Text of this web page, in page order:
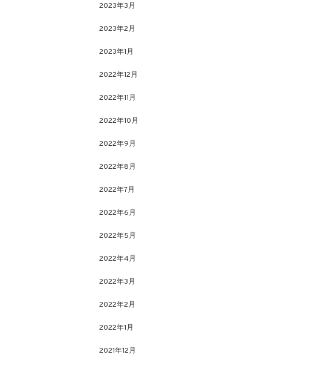
2023年3月
2023年2月
2023年1月
2022年12月
2022年11月
2022年10月
2022年9月
2022年8月
2022年7月
2022年6月
2022年5月
2022年4月
2022年3月
2022年2月
2022年1月
2021年12月